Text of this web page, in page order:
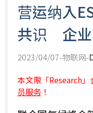
营运纳入
共识 企业
2023/04/07-物联网-
本文限「Research
员服务 ！